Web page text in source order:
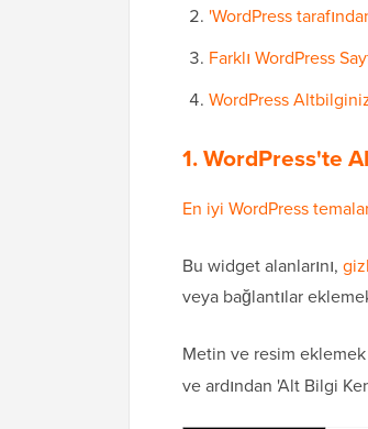
'WordPress
Farklı WordPress
WordPress
1. WordPress'te
En iyi WordPress
Bu widget alanlarını,
veya bağlantılar
Metin ve resim
ve ardından 'Alt Bilgi